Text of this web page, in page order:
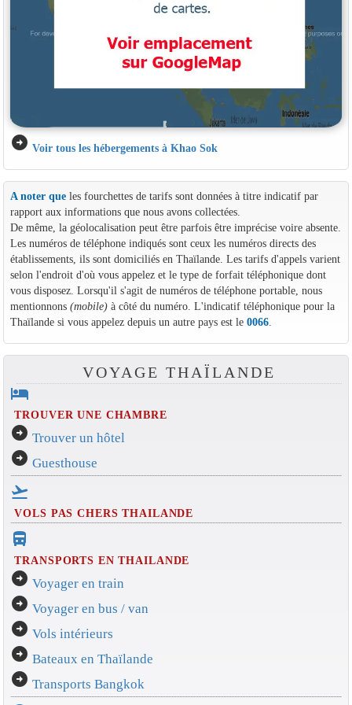
arrow_circle_right Voir tous les hébergements à Khao Sok
A noter queles fourchettes de tarifs sont données à titre indicatif par
rapport aux informations que nous avons collectées.
De même, la géolocalisation peut être parfois être imprécise voire absente.
Les numéros de téléphone indiqués sont ceux les numéros directs des
établissements, ils sont domiciliés en Thaïlande. Les tarifs d'appels varient
selon l'endroit d'où vous appelez et le type de forfait téléphonique dont
vous disposez. Lorsqu'il s'agit de numéros de téléphone portable, nous
mentionnons (mobile)à côté du numéro. L'indicatif téléphonique pour la
Thaïlande si vous appelez depuis un autre pays est le 0066.
VOYAGE THAÏLANDE
hotel
TROUVER UNE CHAMBRE
arrow_circle_right Trouver un hôtel
arrow_circle_right Guesthouse
flight_takeoff
VOLS PAS CHERS THAILANDE
directions_bus_filled
TRANSPORTS EN THAILANDE
arrow_circle_right Voyager en train
arrow_circle_right Voyager en bus / van
arrow_circle_right Vols intérieurs
arrow_circle_right Bateaux en Thaïlande
arrow_circle_right Transports Bangkok